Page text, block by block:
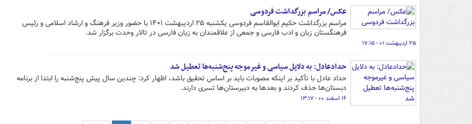
عکس/ مراسم بزرگداشت فردوسی
مراسم بزرگداشت حکیم ابوالقاسم فردوسی یکشنبه ۲۵ اردیبهشت ۱۴۰۱ با حضور وزیر فرهنگ و ارشاد اسلامی و رئیس
فرهنگستان زبان و ادب فارسی و جمعی از علاقمندان به زبان فارسی در تالار وحدت برگزار شد.
۲۵ اردیبهشت ۰۱ - ۱۷:۱۵
حدادعادل: به دلایل سیاسی و غیرموجه پنج‌شنبه‌ها تعطیل شد
حداد عادل با تأکید بر اینکه مصوبات باید بر اساس تحقیق باشد، اظهار کرد: چندین سال پیش پنج‌شنبه را ابتدا از برنامه
دبستان‌ها حذف کردند و بعدها به دبیرستان‌ها تسری دارند.
۱۶ اسفند ۰۰ - ۱۳:۱۷